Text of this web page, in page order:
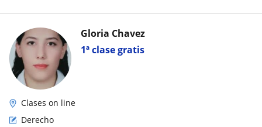
1ª clase gratis
Gloria Chavez
Clases on line
Derecho